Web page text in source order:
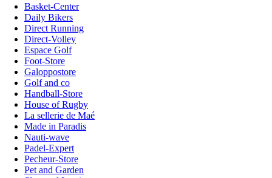
Basket-Center
Daily Bikers
Direct Running
Direct-Volley
Espace Golf
Foot-Store
Galoppostore
Golf and co
Handball-Store
House of Rugby
La sellerie de Maé
Made in Paradis
Nauti-wave
Padel-Expert
Pecheur-Store
Pet and Garden